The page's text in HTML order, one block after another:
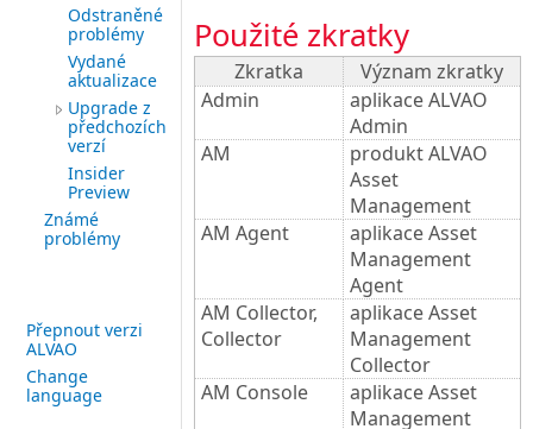
Odstraněné
problémy
Vydané
aktualizace
Upgrade z
předchozích
verzí
Insider
Preview
Známé
problémy
Přepnout verzi
ALVAO
Change
language
Použité zkratky
Zkratka
Význam zkratky
Admin
aplikace ALVAO
Admin
AM
produkt ALVAO
Asset
Management
AM Agent
aplikace Asset
Management
Agent
AM Collector,
Collector
aplikace Asset
Management
Collector
AM Console
aplikace Asset
Management